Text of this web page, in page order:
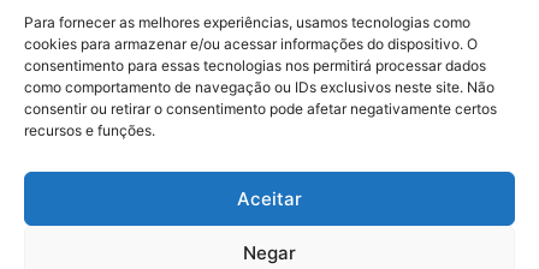
Para fornecer as melhores experiências, usamos tecnologias como
cookies para armazenar e/ou acessar informações do dispositivo. O
consentimento para essas tecnologias nos permitirá processar dados
como comportamento de navegação ou IDs exclusivos neste site. Não
consentir ou retirar o consentimento pode afetar negativamente certos
recursos e funções.
Aceitar
Negar
E-mail: alagoasbrasilnoticias@gmail.com
Telefone: (82) 9 9691-0391 (Whatsapp)
Responsável Técnico: Crysthyan Carlos
Rua do Sau - Centro - Anadia - AL - CEP:
© 2022 - 2026 Alagoas Brasil Notícias. Todos os